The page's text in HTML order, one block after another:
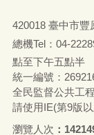
420018 臺中市
總機Tel：04-
點至下午五點半
統一編號：
全民監督公共工
請使用IE(第9版
瀏覽人次